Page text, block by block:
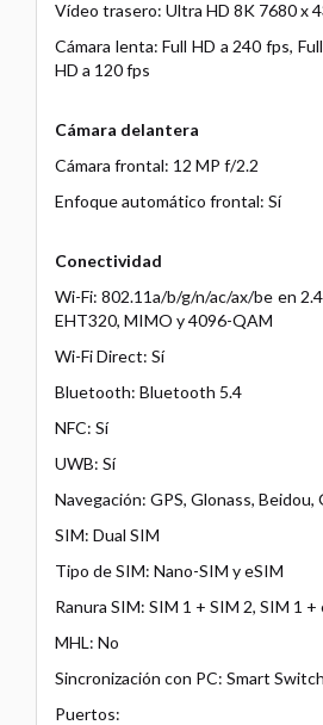
Vídeo trasero: Ultra HD 8K 7680 x
Cámara lenta: Full HD a 240 fps,
HD a 120 fps
Cámara delantera
Cámara frontal: 12 MP f/2.2
Enfoque automático frontal: Sí
Conectividad
Wi-Fi: 802.11a/b/g/n/ac/ax/be en
EHT320, MIMO y 4096-QAM
Wi-Fi Direct: Sí
Bluetooth: Bluetooth 5.4
NFC: Sí
UWB: Sí
Navegación: GPS, Glonass, Beidou,
SIM: Dual SIM
Tipo de SIM: Nano-SIM y eSIM
Ranura SIM: SIM 1 + SIM 2, SIM 1
MHL: No
Sincronización con PC: Smart Switch
Puertos: